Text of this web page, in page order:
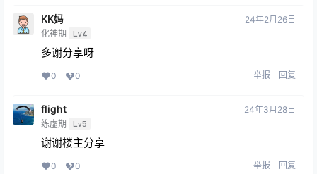
KK妈
化神期 Lv4
24年2月26日
多谢分享呀
0 0 举报 回复
flight
练虚期 Lv5
24年3月28日
谢谢楼主分享
0 0 举报 回复